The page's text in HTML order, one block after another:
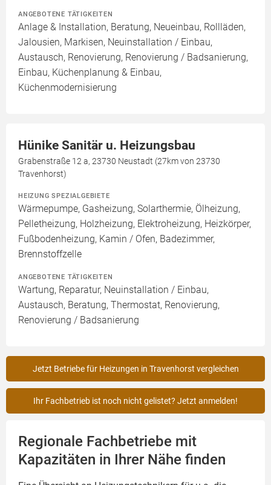
ANGEBOTENE TÄTIGKEITEN
Anlage & Installation, Beratung, Neueinbau, Rollläden,
Jalousien, Markisen, Neuinstallation / Einbau,
Austausch, Renovierung, Renovierung / Badsanierung,
Einbau, Küchenplanung & Einbau,
Küchenmodernisierung
Hünike Sanitär u. Heizungsbau
Grabenstraße 12 a, 23730 Neustadt (27km von 23730
Travenhorst)
HEIZUNG SPEZIALGEBIETE
Wärmepumpe, Gasheizung, Solarthermie, Ölheizung,
Pelletheizung, Holzheizung, Elektroheizung, Heizkörper,
Fußbodenheizung, Kamin / Ofen, Badezimmer,
Brennstoffzelle
ANGEBOTENE TÄTIGKEITEN
Wartung, Reparatur, Neuinstallation / Einbau,
Austausch, Beratung, Thermostat, Renovierung,
Renovierung / Badsanierung
Jetzt Betriebe für Heizungen in Travenhorst vergleichen
Ihr Fachbetrieb ist noch nicht gelistet? Jetzt anmelden!
Regionale Fachbetriebe mit
Kapazitäten in Ihrer Nähe finden